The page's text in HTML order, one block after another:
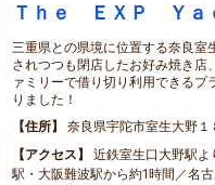
Ｔｈｅ ＥＸＰ Ｙａ
三重県との県境に位置する奈良室
されつつも閉店したお好み焼き店
ァミリーで借り切り利用できるプ
りました！
住所
奈良県宇陀市室生大野１
アクセス
近鉄室生口大野駅よ
駅・大阪難波駅から約1時間／名